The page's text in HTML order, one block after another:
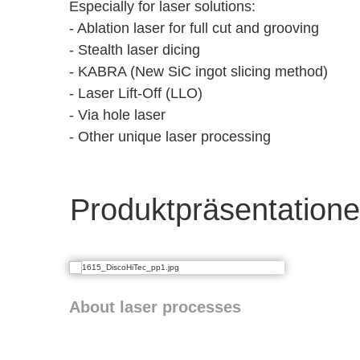
Especially for laser solutions:
- Ablation laser for full cut and grooving
- Stealth laser dicing
- KABRA (New SiC ingot slicing method)
- Laser Lift-Off (LLO)
- Via hole laser
- Other unique laser processing
About laser processes